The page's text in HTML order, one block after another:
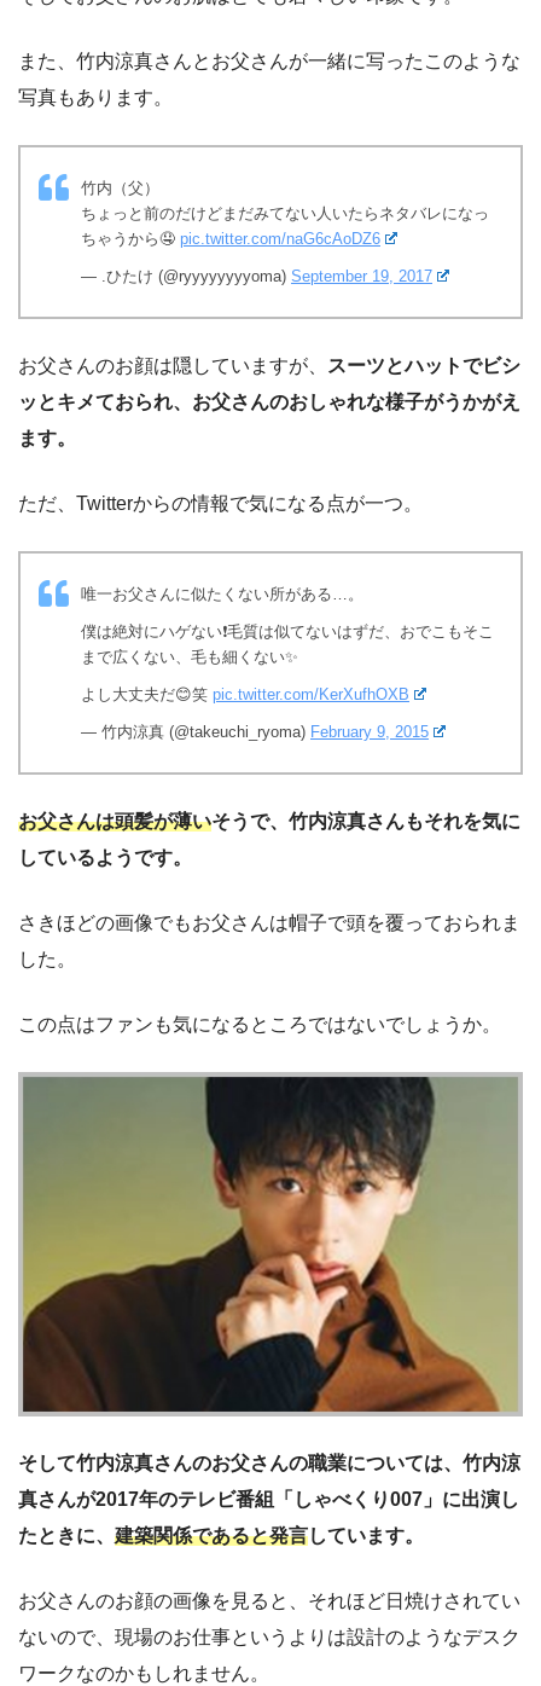
また、竹内涼真さんとお父さんが一緒に写ったこのような
写真もあります。
竹内（父）
ちょっと前のだけどまだみてない人いたらネタバレになっ
ちゃうから🤤 pic.twitter.com/naG6cAoDZ6
— .ひたけ (@ryyyyyyyyoma) September 19, 2017
お父さんのお顔は隠していますが、
スーツとハットでビシ
ッとキメておられ、お父さんのおしゃれな様子がうかがえ
ます。
ただ、Twitterからの情報で気になる点が一つ。
唯一お父さんに似たくない所がある…。
僕は絶対にハゲない❗️毛質は似てないはずだ、おでこもそこ
まで広くない、毛も細くない✨
よし大丈夫だ😊笑 pic.twitter.com/KerXufhOXB
— 竹内涼真 (@takeuchi_ryoma) February 9, 2015
お父さんは頭髪が薄いそうで、竹内涼真さんもそれを気に
しているようです。
さきほどの画像でもお父さんは帽子で頭を覆っておられま
した。
この点はファンも気になるところではないでしょうか。
そして竹内涼真さんのお父さんの職業については、竹内涼
真さんが2017年のテレビ番組「しゃべくり007」に出演し
たときに、 建築関係であると発言しています。
お父さんのお顔の画像を見ると、それほど日焼けされてい
ないので、現場のお仕事というよりは設計のようなデスク
ワークなのかもしれません。